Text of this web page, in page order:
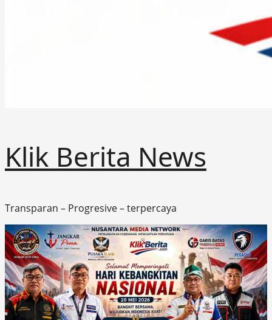
Klik Berita News
Transparan – Progresive – terpercaya